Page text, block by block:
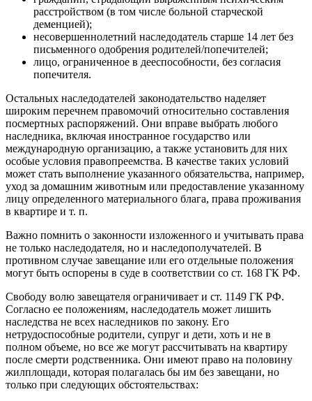
расстройством (в том числе больной старческой
деменцией);
несовершеннолетний наследодатель старше 14 лет без
письменного одобрения родителей/попечителей;
лицо, ограниченное в дееспособности, без согласия
попечителя.
Остальных наследодателей законодательство наделяет
широким перечнем правомочий относительно составления
посмертных распоряжений. Они вправе выбрать любого
наследника, включая иностранное государство или
международную организацию, а также установить для них
особые условия правопреемства. В качестве таких условий
может стать выполнение указанного обязательства, например,
уход за домашним животным или предоставление указанному
лицу определенного материального блага, права проживания
в квартире и т. п.
Важно помнить о законности изложенного и учитывать права
не только наследодателя, но и наследополучателей. В
противном случае завещание или его отдельные положения
могут быть оспорены в суде в соответствии со ст. 168 ГК РФ.
Свободу волю завещателя ограничивает и ст. 1149 ГК РФ.
Согласно ее положениям, наследодатель может лишить
наследства не всех наследников по закону. Его
нетрудоспособные родители, супруг и дети, хоть и не в
полном объеме, но все же могут рассчитывать на квартиру
после смерти родственника. Они имеют право на половину
жилплощади, которая полагалась бы им без завещани, но
только при следующих обстоятельствах: